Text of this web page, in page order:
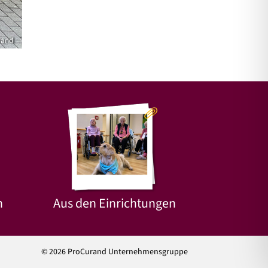
Aus den Einrichtungen
© 2026 ProCurand Unternehmensgruppe